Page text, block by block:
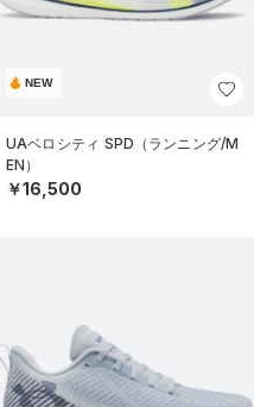
NEW
UAベロシティ SPD（ランニング/M
EN）
￥16,500